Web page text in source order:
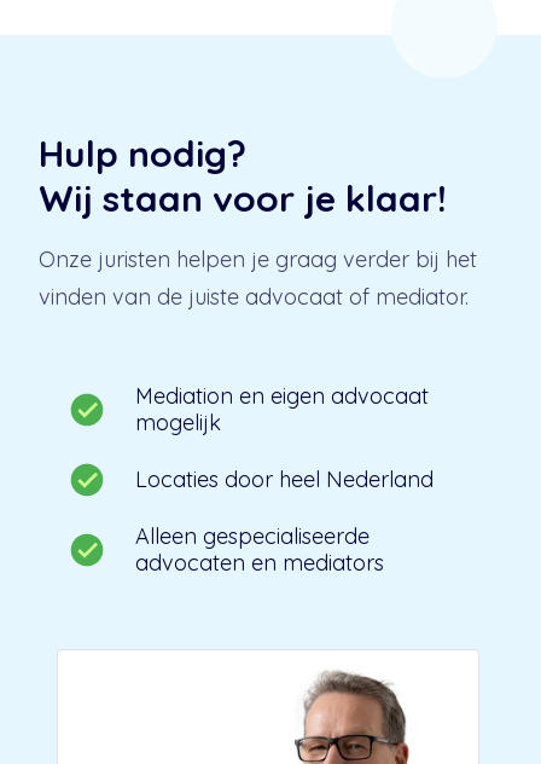
Hulp nodig?
Wij staan voor je klaar!
Onze juristen helpen je graag verder bij het
vinden van de juiste advocaat of mediator.
Mediation en eigen advocaat
mogelijk
Locaties door heel Nederland
Alleen gespecialiseerde
advocaten en mediators